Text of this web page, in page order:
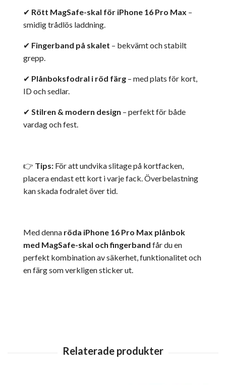
✔ Rött MagSafe-skal för iPhone 16 Pro Max –
smidig trådlös laddning.
✔ Fingerband på skalet – bekvämt och stabilt
grepp.
✔ Plånboksfodral i röd färg – med plats för kort,
ID och sedlar.
✔ Stilren & modern design – perfekt för både
vardag och fest.
👉 Tips: För att undvika slitage på kortfacken,
placera endast ett kort i varje fack. Överbelastning
kan skada fodralet över tid.
Med denna röda iPhone 16 Pro Max plånbok
med MagSafe-skal och fingerband får du en
perfekt kombination av säkerhet, funktionalitet och
en färg som verkligen sticker ut.